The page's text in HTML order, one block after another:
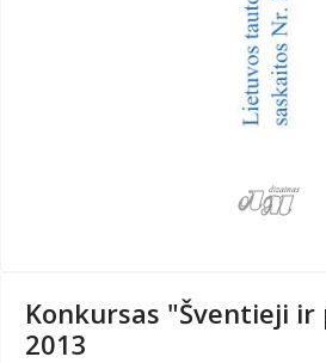
Konkursas "Šventieji
2013